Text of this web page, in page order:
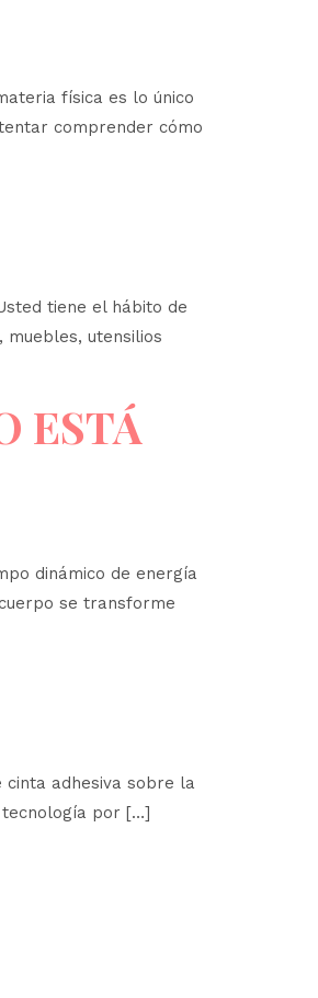
física es lo único
comprender cómo
tiene el hábito de
utensilios
ESTÁ
dinámico de energía
se transforme
cinta adhesiva sobre la
tecnología por […]